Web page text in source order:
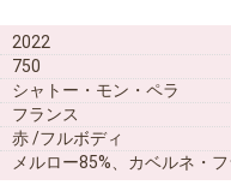
2022
750
シャトー・モン・ペラ
フランス
赤 /フルボディ
メルロー85%、カベルネ・